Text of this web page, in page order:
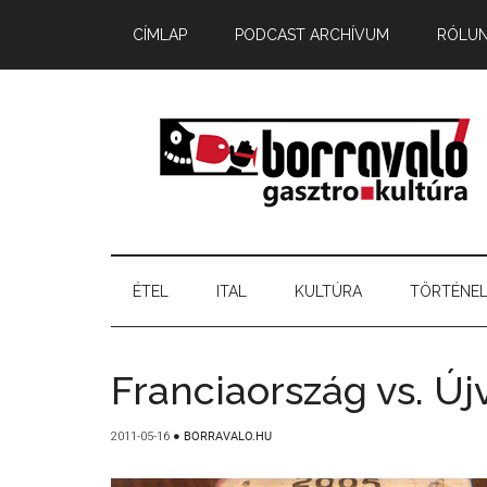
CÍMLAP PODCAST ARCHÍVUM
ÉTEL ITAL KULTÚRA
Franciaország vs.
2011-05-16 ● BORRAVALO.HU